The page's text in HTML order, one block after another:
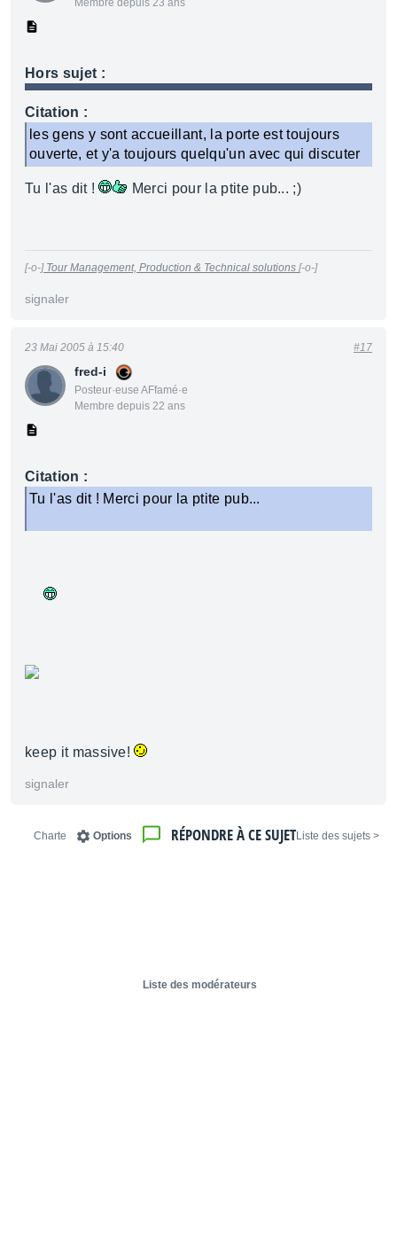
Membre depuis 23 ans
Hors sujet :
Citation :
les gens y sont accueillant, la porte est toujours
ouverte, et y'a toujours quelqu'un avec qui discuter
Tu l'as dit ! Merci pour la ptite pub... ;)
[-o-]Tour Management, Production & Technical solutions [-o-]
signaler
fred-i
Posteur·euse AFfamé·e
Membre depuis 22 ans
23 Mai 2005 à 15:40 #17
Citation :
Tu l'as dit ! Merci pour la ptite pub...
keep it massive!
signaler
< Liste des sujets
RÉPONDRE À CE SUJET
Options
Charte
Liste des modérateurs